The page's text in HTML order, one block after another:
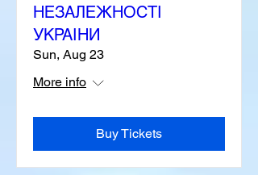
НЕЗАЛЕЖНОСТІ
УКРАІНИ
Sun, Aug 23
More info
Buy Tickets